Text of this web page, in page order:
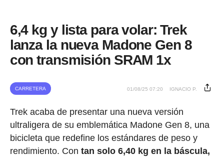
6,4 kg y lista para volar: Trek
lanza la nueva Madone Gen 8
con transmisión SRAM 1x
CARRETERA 01/08/25 07:20 IGNACIO P.
Trek acaba de presentar una nueva versión
ultraligera de su emblemática Madone Gen 8, una
bicicleta que redefine los estándares de peso y
rendimiento. Con tan solo 6,40 kg en la báscula,